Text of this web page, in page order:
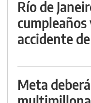
Río de
accidente
Meta